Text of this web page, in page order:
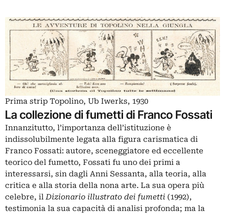
Prima strip Topolino, Ub Iwerks, 1930
La collezione di fumetti di Franco Fossati
Innanzitutto, l’importanza dell’istituzione è
indissolubilmente legata alla figura carismatica di
Franco Fossati: autore, sceneggiatore ed eccellente
teorico del fumetto, Fossati fu uno dei primi a
interessarsi, sin dagli Anni Sessanta, alla teoria, alla
critica e alla storia della nona arte. La sua opera più
celebre, ilDizionario illustrato dei fumetti (1992),
testimonia la sua capacità di analisi profonda; ma la